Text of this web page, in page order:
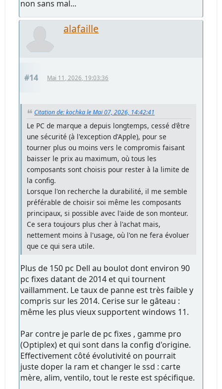
non sans mal...
alafaille
#14 Mai 11, 2026, 19:03:36
Citation de: kochka le Mai 07, 2026, 14:42:41
Le PC de marque a depuis longtemps, cessé d'être
une sécurité (à l'exception d'Apple), pour se
tourner plus ou moins vers le compromis faisant
baisser le prix au maximum, où tous les
composants sont choisis pour rester à la limite de
la config.
Lorsque l'on recherche la durabilité, il me semble
préférable de choisir soi même les composants
principaux, si possible avec l'aide de son monteur.
Ce sera toujours plus cher à l'achat mais,
nettement moins à l'usage, où l'on ne fera évoluer
que ce qui sera utile.
Plus de 150 pc Dell au boulot dont environ 90
pc fixes datant de 2014 et qui tournent
vaillamment. Le taux de panne est très faible y
compris sur les 2014. Cerise sur le gâteau :
même les plus vieux supportent windows 11.
Par contre je parle de pc fixes , gamme pro
(Optiplex) et qui sont dans la config d'origine.
Effectivement côté évolutivité on pourrait
juste doper la ram et changer le ssd : carte
mère, alim, ventilo, tout le reste est spécifique.